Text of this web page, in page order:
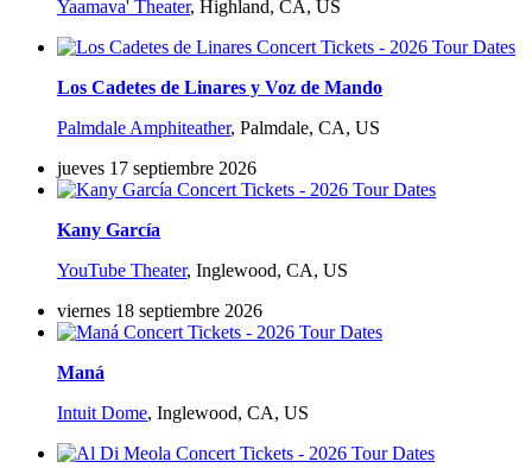
Yaamava' Theater, Highland, CA, US
Los Cadetes de Linares y Voz de Mando
Palmdale Amphiteather, Palmdale, CA, US
jueves 17 septiembre 2026
Kany García
YouTube Theater, Inglewood, CA, US
viernes 18 septiembre 2026
Maná
Intuit Dome, Inglewood, CA, US